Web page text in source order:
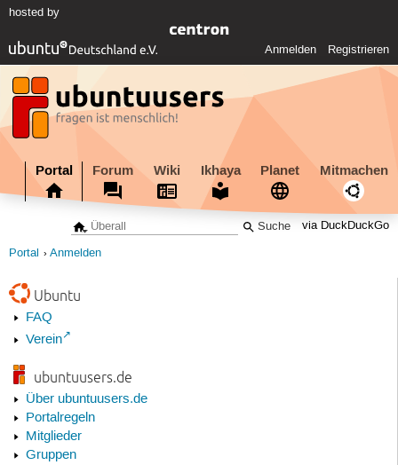
hosted by
Anmelden Registrieren
Portal Forum Wiki Ikhaya Planet Mitmachen
via DuckDuckGo
Portal Anmelden
Ubuntu
FAQ
Verein
ubuntuusers.de
Über ubuntuusers.de
Portalregeln
Mitglieder
Gruppen